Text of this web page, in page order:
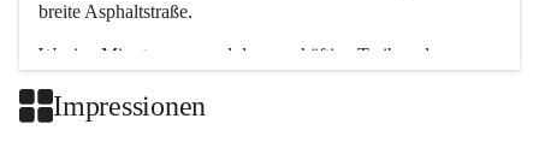
breite Asphaltstraße.
Wenige Minuten nur, und das geschäftige Treiben der
Impressionen